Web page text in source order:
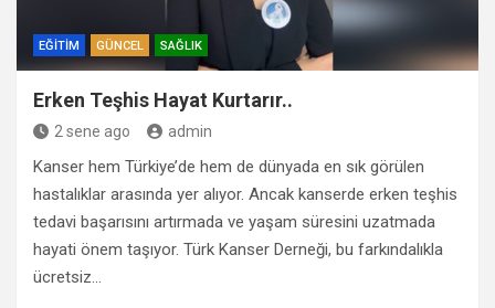
EĞITIM GÜNCEL SAĞLIK
Erken Teşhis Hayat Kurtarır..
2 sene ago admin
Kanser hem Türkiye’de hem de dünyada en sık görülen
hastalıklar arasında yer alıyor. Ancak kanserde erken teşhis
tedavi başarısını artırmada ve yaşam süresini uzatmada
hayati önem taşıyor. Türk Kanser Derneği, bu farkındalıkla
ücretsiz…